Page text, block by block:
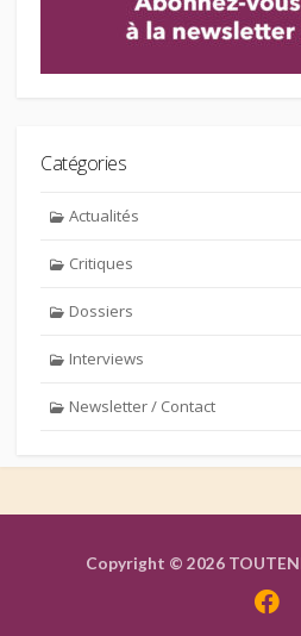
Catégories
Actualités
Critiques
Dossiers
Interviews
Newsletter / Contact
Copyright © 2026